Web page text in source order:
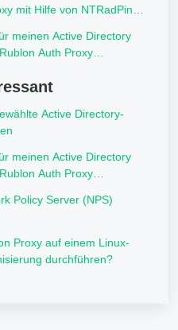
mit Hilfe von NTRadPing
meinen Active Directory
Auth Proxy
Active Directory-
meinen Active Directory
Auth Proxy
Policy Server (NPS)
Proxy auf einem Linux-
durchführen?